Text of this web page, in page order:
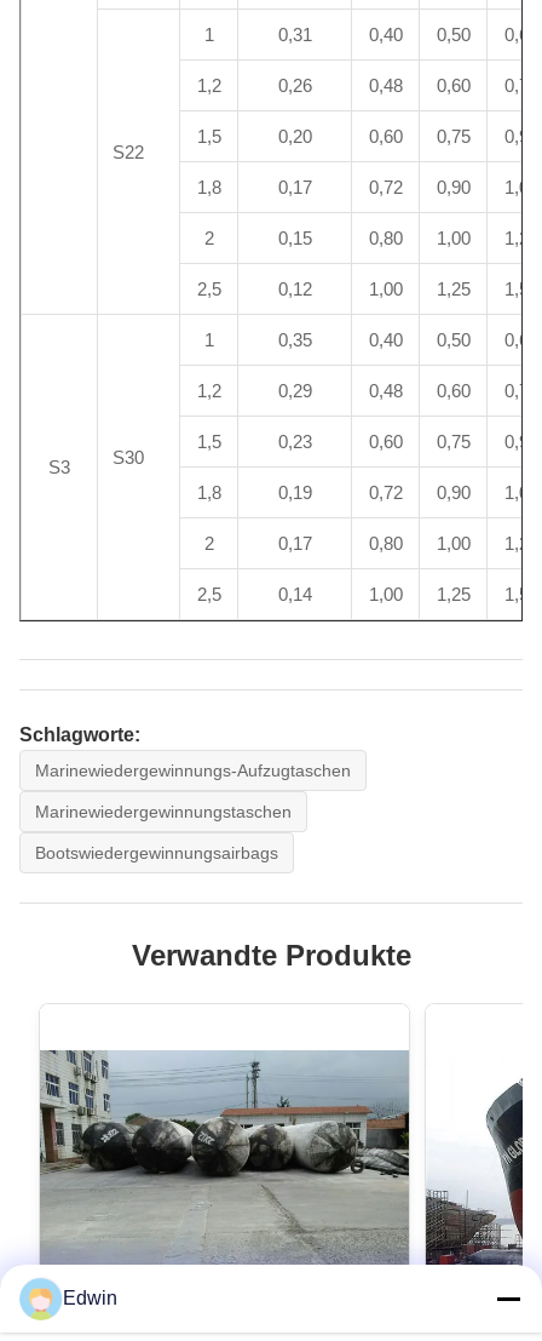
S22
1 0,31 0,40 0,50 0,60
1,2 0,26 0,48 0,60 0,72
1,5 0,20 0,60 0,75 0,90
1,8 0,17 0,72 0,90 1,08
2 0,15 0,80 1,00 1,20
2,5 0,12 1,00 1,25 1,50
S3 S30
1 0,35 0,40 0,50 0,60
1,2 0,29 0,48 0,60 0,72
1,5 0,23 0,60 0,75 0,90
1,8 0,19 0,72 0,90 1,08
2 0,17 0,80 1,00 1,20
2,5 0,14 1,00 1,25 1,50
Schlagworte:
Marinewiedergewinnungs-Aufzugtaschen
Marinewiedergewinnungstaschen
Bootswiedergewinnungsairbags
Verwandte Produkte
Edwin